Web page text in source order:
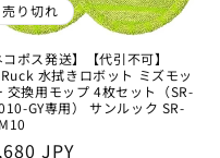
売り切れ
コポス発送】【代引不可】
水拭きロボット ミズモッ
交換用モップ 4枚セット（SR-
GY専用） サンルック SR-
JPY